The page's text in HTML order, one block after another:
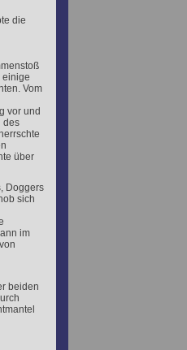
die
einige
Vom
vor und
des
über
Doggers
sich
im
beiden